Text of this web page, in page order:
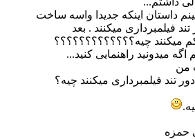
داستان اینکه جدیدا واسه ساخت
فیلمبرداری میکنند . بعد
میکنند چیه؟؟؟؟؟؟؟؟؟؟؟؟؟
میدونید راهنمایی کنید...
من
تند فیلمبرداری میکنند چیه؟
حمزه